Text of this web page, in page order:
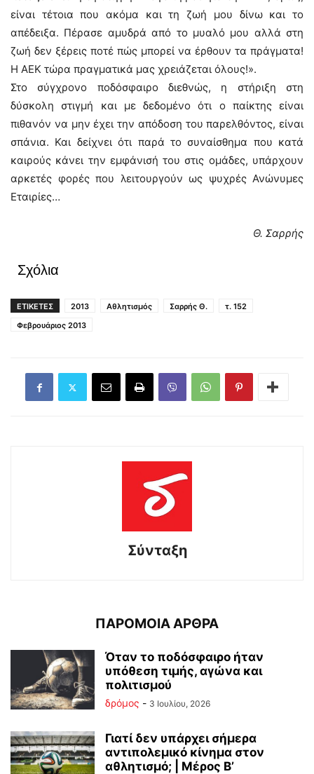
είναι τέτοια που ακόμα και τη ζωή μου δίνω και το
απέδειξα. Πέρασε αμυδρά από το μυαλό μου αλλά στη
ζωή δεν ξέρεις ποτέ πώς μπορεί να έρθουν τα πράγματα!
Η ΑΕΚ τώρα πραγματικά μας χρειάζεται όλους!».
Στο σύγχρονο ποδόσφαιρο διεθνώς, η στήριξη στη
δύσκολη στιγμή και με δεδομένο ότι ο παίκτης είναι
πιθανόν να μην έχει την απόδοση του παρελθόντος, είναι
σπάνια. Και δείχνει ότι παρά το συναίσθημα που κατά
καιρούς κάνει την εμφάνισή του στις ομάδες, υπάρχουν
αρκετές φορές που λειτουργούν ως ψυχρές Ανώνυμες
Εταιρίες…
Θ. Σαρρής
Σχόλια
ΕΤΙΚΕΤΕΣ 2013 Αθλητισμός Σαρρής Θ.
τ. 152
Φεβρουάριος 2013
Σύνταξη
ΠΑΡΟΜΟΙΑ ΑΡΘΡΑ
Όταν το ποδόσφαιρο ήταν
υπόθεση τιμής, αγώνα και
πολιτισμού
δρόμος - 3 Ιουλίου, 2026
Γιατί δεν υπάρχει σήμερα
αντιπολεμικό κίνημα στον
αθλητισμό; | Μέρος Β’